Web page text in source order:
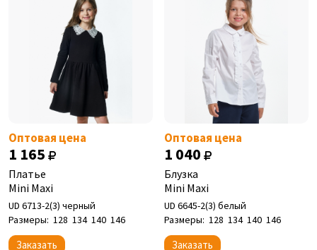
Оптовая цена
1 165
Платье
Mini Maxi
UD 6713-2(3) черный
Размеры: 128 134 140 146
Заказать
Оптовая цена
1 040
Блузка
Mini Maxi
UD 6645-2(3) белый
Размеры: 128 134 140 146
Заказать